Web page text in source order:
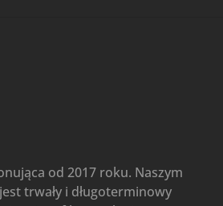
od 2017 roku. Naszym
trwały i długoterminowy